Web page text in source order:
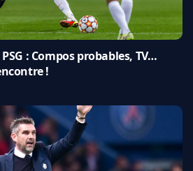
PSG : Compos probables, TV…
!